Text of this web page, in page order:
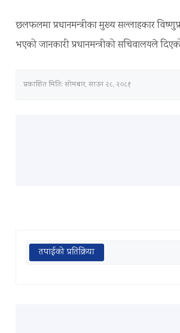
छलफलमा प्रधानमन्त्रीका मुख्य सल्लाहकार
भएको जानकारी प्रधानमन्त्रीको सचिवालयले
प्रकाशित मिति: सोमबार, साउन २८, २०८१
तपाईको प्रतिक्रिया